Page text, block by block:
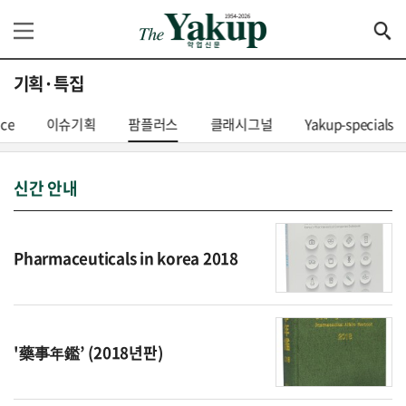
기획·특집
이슈기획 팜플러스 클래시그널 Yakup-specials
신간 안내
Pharmaceuticals in korea 2018
'藥事年鑑’ (2018년판)